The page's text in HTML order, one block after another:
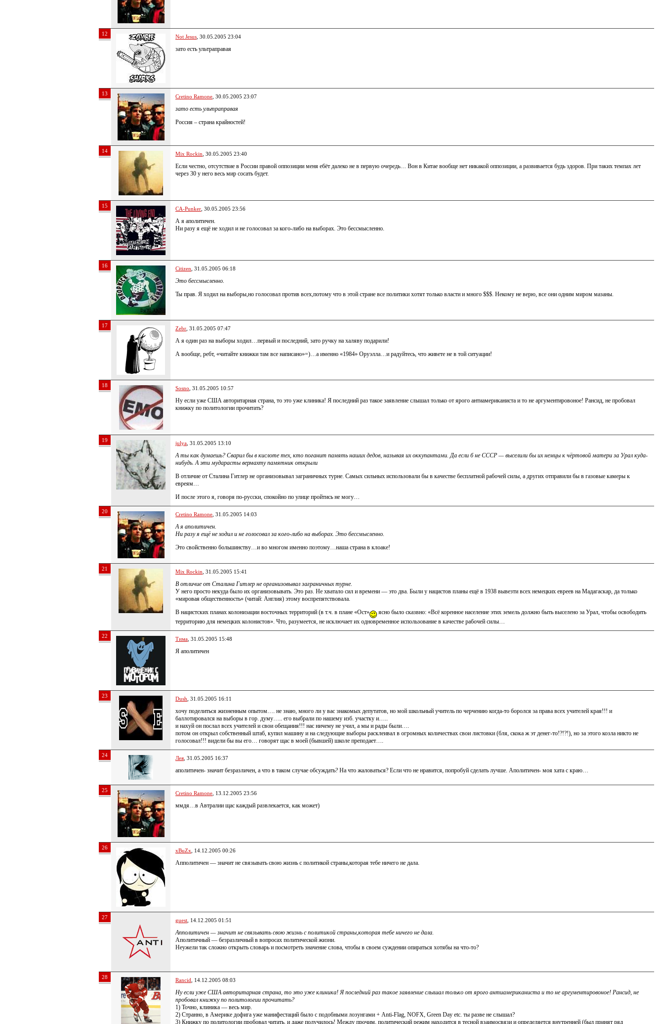
12 Not Jesus , 30.05.2005 23:04
зато есть ультраправая
13 Cretino Ramone , 30.05.2005 23:07
зато есть ультраправая
Россия – страна крайностей!
14 Mix Rockin , 30.05.2005 23:40
Если честно, отсутствие в России правой оппозиции меня ебёт далеко не в первую очередь… Вон в Китае вообще нет никакой оппозиции, а развивается будь здоров. При таких темпах лет
через 30 у него весь мир сосать будет.
15 CA-Punker , 30.05.2005 23:56
А я аполитичен.
Ни разу я ещё не ходил и не голосовал за кого-либо на выборах. Это бессмысленно.
16 Citizen , 31.05.2005 06:18
Это бессмысленно.
Ты прав. Я ходил на выборы,но голосовал против всех,потому что в этой стране все политики хотят только власти и много $$$. Некому не верю, все они одним миром мазаны.
17 Zebr , 31.05.2005 07:47
А я один раз на выборы ходил…первый и последний, зато ручку на халяву подарили!
А вообще, ребт, «читайте книжки там все написано»=)…а именно «1984» Оруэлла…и радуйтесь, что живете не в той ситуации!
18 Sosno , 31.05.2005 10:57
Ну если уже США авторитарная страна, то это уже клиника! Я последний раз такое заявление слышал только от ярого антиамериканиста и то не аргументировоное! Рансид, не пробовал
книжку по политологии прочитать?
19 julya , 31.05.2005 13:10
А ты как думаешь? Сварил бы в кислоте тех, кто поганит память наших дедов, называя их оккупантами. Да если б не СССР — выселили бы их немцы к чёртовой матери за Урал куда-
нибудь. А эти мударасты вермахту памятник открыли
В отличие от Сталина Гитлер не организовывал заграничных турне. Самых сильных использовали бы в качестве бесплатной рабочей силы, а других отправили бы в газовые камеры к
евреям…
И после этого я, говоря по-русски, спокойно по улице пройтись не могу…
20 Cretino Ramone , 31.05.2005 14:03
А я аполитичен.
Ни разу я ещё не ходил и не голосовал за кого-либо на выборах. Это бессмысленно.
Это свойственно большинству…и во многом именно поэтому…наша страна в клоаке!
21 Mix Rockin , 31.05.2005 15:41
В отличие от Сталина Гитлер не организовывал заграничных турне.
У него просто некуда было их организовывать. Это раз. Не хватало сил и времени — это два. Были у нацистов планы ещё в 1938 вывезти всех немецких евреев на Мадагаскар, да только
«мировая общественность» (читай: Англия) этому воспрепятствовала.
В нацистских планах колонизации восточных территорий (в т.ч. в плане «Ост»
ясно было сказвно: «Всё коренное население этих земель должно быть выселено за Урал, чтобы освободить
территорию для немецких колонистов». Что, разумеется, не исключает их одновременное использование в качестве рабочей силы…
22 Тима , 31.05.2005 15:48
Я аполитичен
23 Dush , 31.05.2005 16:11
хочу поделиться жизненным опытом…. не знаю, много ли у вас знакомых депутатов, но мой школьный учитель по черчению когда-то боролся за права всех учителей края!!! и
баллотировался на выборы в гор. думу….. его выбрали по нашему изб. участку и…..
и нахуй он послал всех учителей и свои обещания!!! нас ничему не учил, а мы и рады были….
потом он открыл собственный штаб, купил машину и на следующие выборы расклеивал в огромных количествах свои листовки (бля, скока ж эт денег-то!?!?!), но за этого козла никто не
голосовал!!! видели бы вы его… говорят щас в моей (бывшей) школе преподает….
24 Лея , 31.05.2005 16:37
аполитичен- значит безразличен, а что в таком случае обсуждать? На что жаловаться? Если что не нравится, попробуй сделать лучше. Аполитичен- моя хата с краю…
25 Cretino Ramone , 13.12.2005 23:56
ммдя…в Автралии щас каждый развлекается, как может)
26 xBuZx , 14.12.2005 00:26
Апполитичен — значит не связывать свою жизнь с политикой страны,которая тебе ничего не дала.
27 guest , 14.12.2005 01:51
Апполитичен — значит не связывать свою жизнь с политикой страны,которая тебе ничего не дала.
Аполитичный — безразличный в вопросах политической жизни.
Неужели так сложно открыть словарь и посмотреть значение слова, чтобы в своем суждении опираться хотябы на что-то?
28 Rancid , 14.12.2005 08:03
Ну если уже США авторитарная страна, то это уже клиника! Я последний раз такое заявление слышал только от ярого антиамериканиста и то не аргументировоное! Рансид, не
пробовал книжку по политологии прочитать?
1) Точно, клиника — весь мир.
2) Странно, в Америке дофига уже манифестаций было с подобными лозунгами + Anti-Flag, NOFX, Green Day etc. ты разве не слышал?
3) Книжку по политологии пробовал читать, и даже получилось! Между прочим, политический режим находится в тесной взаимосвязи и определяется внутренней (был принят ряд